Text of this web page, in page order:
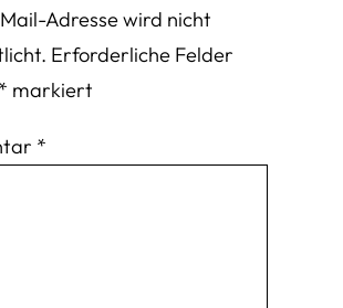
Adresse wird nicht
Erforderliche Felder
* markiert
*